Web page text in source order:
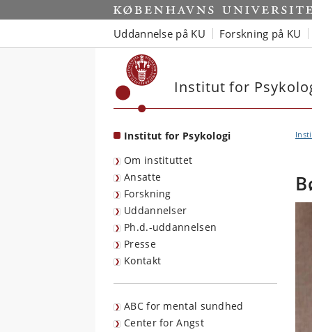
Start
Uddannelse på KU Forskning på KU
Institut for
Institut for Psykologi
Om instituttet
Ansatte
Forskning
Uddannelser
Ph.d.-uddannelsen
Presse
Kontakt
ABC for mental sundhed
Center for Angst